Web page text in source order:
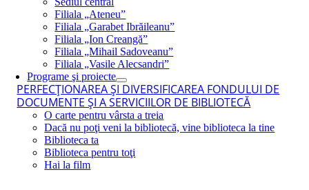
Filiala „Ateneu”
Filiala „Garabet Ibrăileanu”
Filiala „Ion Creangă”
Filiala „Mihail Sadoveanu”
Filiala „Vasile Alecsandri”
Programe şi proiecte
PERFECŢIONAREA ŞI DIVERSIFICAREA FONDULUI DE
DOCUMENTE ŞI A SERVICIILOR DE BIBLIOTECĂ
O carte pentru vârsta a treia
Dacă nu poţi veni la bibliotecă, vine biblioteca la tine
Biblioteca ta
Biblioteca pentru toţi
Hai la film